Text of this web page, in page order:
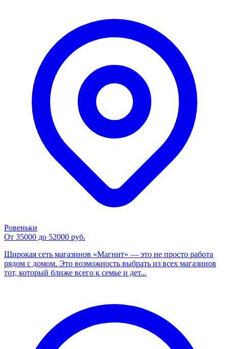
Ровеньки
От 35000 до 52000 руб.
Широкая сеть магазинов «Магнит» — это не просто работа
рядом с домом. Это возможность выбрать из всех магазинов
тот, который ближе всего к семье и дет...